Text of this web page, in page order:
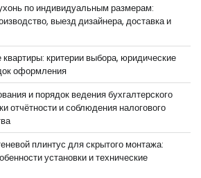
по индивидуальным размерам:
выезд дизайнера, доставка и
критерии выбора, юридические
оформления
и порядок ведения бухгалтерского
отчётности и соблюдения налогового
плинтус для скрытого монтажа:
установки и технические